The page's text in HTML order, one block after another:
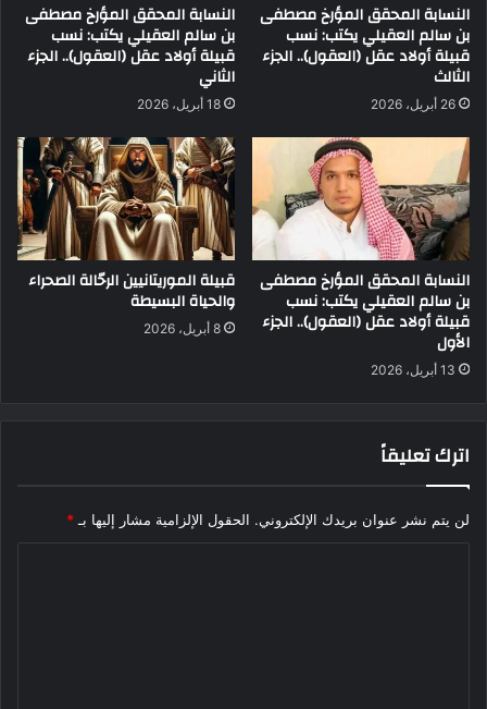
النسابة المحقق المؤرخ مصطفى
بن سالم العقيلي يكتب: نسب
قبيلة أولاد عقل (العقول).. الجزء
الثالث
26 أبريل، 2026
النسابة المحقق المؤرخ مصطفى
بن سالم العقيلي يكتب: نسب
قبيلة أولاد عقل (العقول).. الجزء
الثاني
18 أبريل، 2026
النسابة المحقق المؤرخ مصطفى
بن سالم العقيلي يكتب: نسب
قبيلة أولاد عقل (العقول).. الجزء
الأول
13 أبريل، 2026
قبيلة الموريتانيين الرحّالة الصحراء
والحياة البسيطة
8 أبريل، 2026
اترك تعليقاً
لن يتم نشر عنوان بريدك الإلكتروني. الحقول الإلزامية مشار إليها بـ *